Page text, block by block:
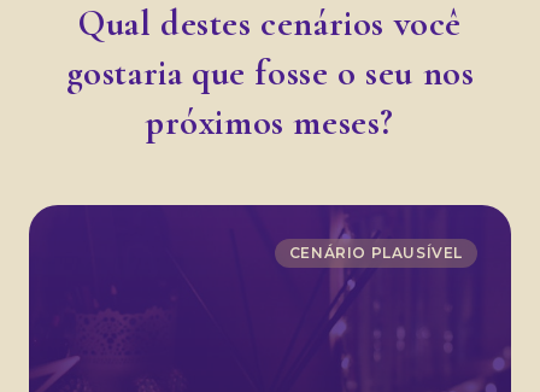
Qual destes cenários você
gostaria que fosse o seu nos
próximos meses?
CENÁRIO PLAUSÍVEL